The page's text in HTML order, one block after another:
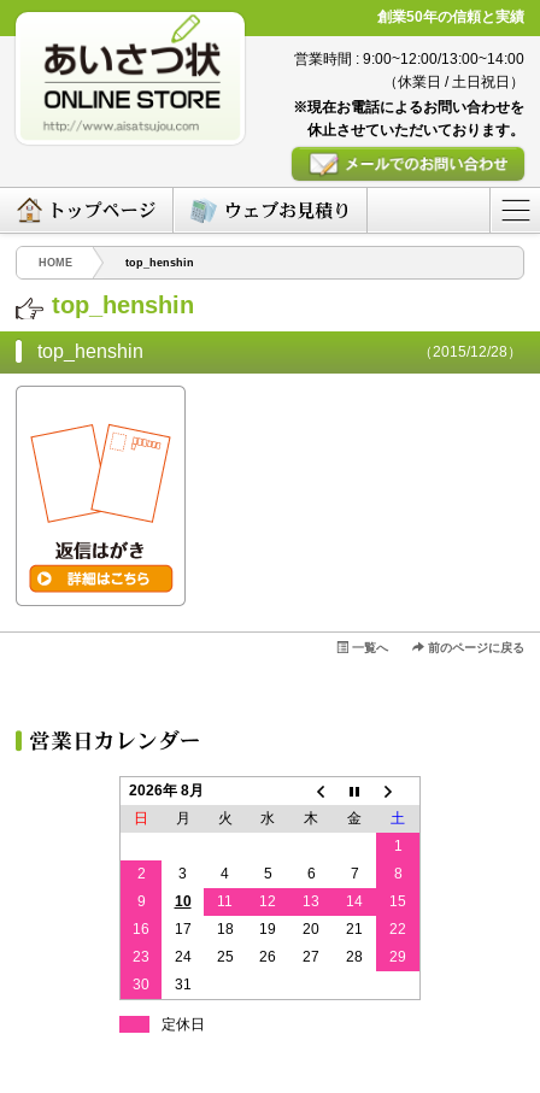
創業50年の信頼と実績
営業時間 : 9:00~12:00/13:00~14:00
（休業日 / 土日祝日）
※現在お電話によるお問い合わせを
休止させていただいております。
HOME top_henshin
top_henshin
top_henshin （2015/12/28）
一覧へ 前のページに戻る
2026年 8月
日
月 火 水 木 金
土
1
2
3 4 5 6 7
8
9
10 11 12 13 14
15
16
17 18 19 20 21
22
23
24 25 26 27 28
29
30
31
定休日